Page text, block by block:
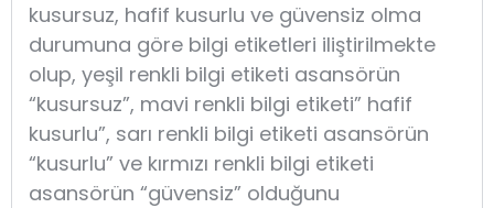
kusursuz, hafif kusurlu ve güvensiz olma
durumuna göre bilgi etiketleri iliştirilmekte
olup, yeşil renkli bilgi etiketi asansörün
“kusursuz”, mavi renkli bilgi etiketi” hafif
kusurlu”, sarı renkli bilgi etiketi asansörün
“kusurlu” ve kırmızı renkli bilgi etiketi
asansörün “güvensiz” olduğunu